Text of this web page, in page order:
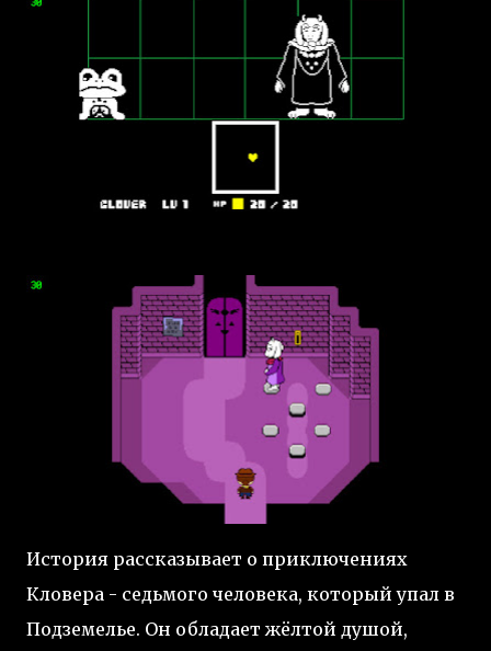
История рассказывает о приключениях
Кловера - седьмого человека, который упал в
Подземелье. Он обладает жёлтой душой,